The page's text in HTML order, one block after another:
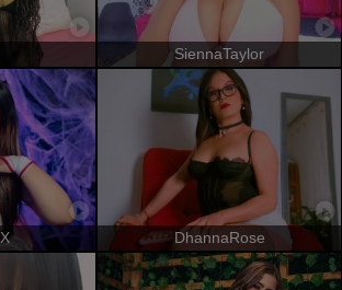
SiennaTaylor
DhannaRose